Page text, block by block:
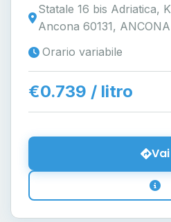
Statale 16 bis Adriatica,
Ancona 60131, ANCONA
Orario variabile
€0.739 / litro
Vai